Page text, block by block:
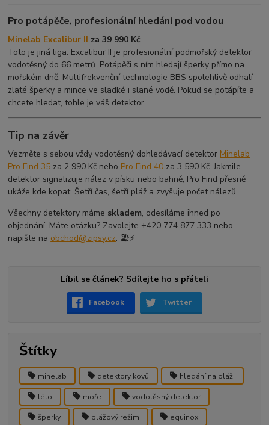
Pro potápěče, profesionální hledání pod vodou
Minelab Excalibur II za 39 990 Kč
Toto je jiná liga. Excalibur II je profesionální podmořský detektor
vodotěsný do 66 metrů. Potápěči s ním hledají šperky přímo na
mořském dně. Multifrekvenční technologie BBS spolehlivě odhalí
zlaté šperky a mince ve sladké i slané vodě. Pokud se potápíte a
chcete hledat, tohle je váš detektor.
Tip na závěr
Vezměte s sebou vždy vodotěsný dohledávací detektor Minelab
Pro Find 35 za 2 990 Kč nebo Pro Find 40 za 3 590 Kč. Jakmile
detektor signalizuje nález v písku nebo bahně, Pro Find přesně
ukáže kde kopat. Šetří čas, šetří pláž a zvyšuje počet nálezů.
Všechny detektory máme skladem, odesíláme ihned po
objednání. Máte otázku? Zavolejte +420 774 877 333 nebo
napište na obchod@zipsy.cz. 🏖️⚡
Líbil se článek? Sdílejte ho s přáteli
Facebook Twitter
Štítky
minelab detektory kovů hledání na pláži
léto moře vodotěsný detektor
šperky plážový režim equinox